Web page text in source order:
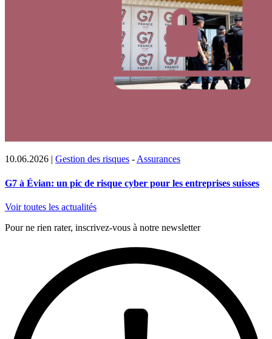
10.06.2026 | Gestion des risques - Assurances
G7 à Évian: un pic de risque cyber pour les entreprises suisses
Voir toutes les actualités
Pour ne rien rater, inscrivez-vous à notre newsletter